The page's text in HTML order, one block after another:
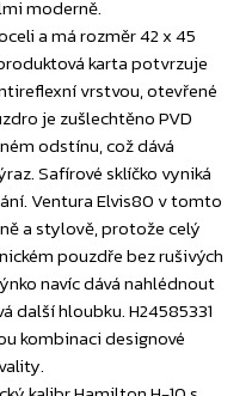
moderně.
a má rozměr 42 x 45
karta potvrzuje
vrstvou, otevřené
je zušlechtěno PVD
odstínu, což dává
Safírové sklíčko vyniká
Ventura Elvis80 v tomto
a stylově, protože celý
pouzdře bez rušivých
navíc dává nahlédnout
další hloubku. H24585331
kombinaci designové